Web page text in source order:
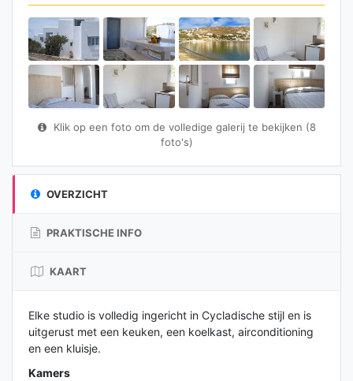
Klik op een foto om de volledige galerij te bekijken (8
foto's)
OVERZICHT
PRAKTISCHE INFO
KAART
Elke studio is volledig ingericht in Cycladische stijl en is
uitgerust met een keuken, een koelkast, airconditioning
en een kluisje.
Kamers